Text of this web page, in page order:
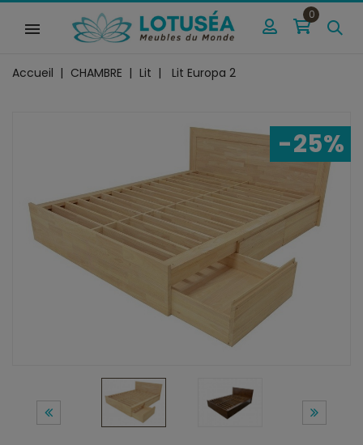
0
Accueil CHAMBRE Lit Lit Europa 2
-25%